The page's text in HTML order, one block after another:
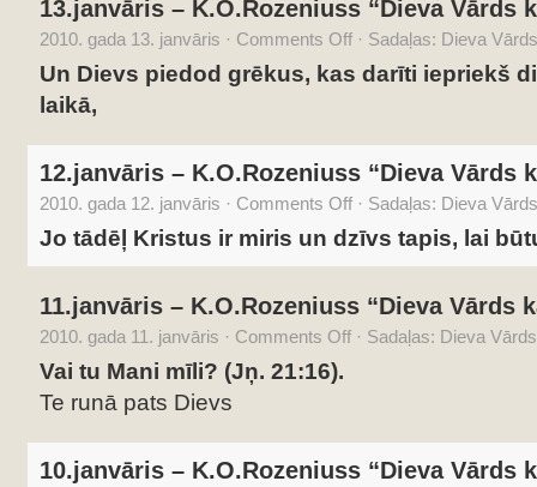
13.janvāris – K.O.Rozeniuss “Dieva Vārds
2010. gada 13. janvāris · Comments Off · Sadaļas: Dieva
Un Dievs piedod grēkus, kas darīti iepriekš
laikā,
12.janvāris – K.O.Rozeniuss “Dieva Vārds
2010. gada 12. janvāris · Comments Off · Sadaļas: Dieva
Jo tādēļ Kristus ir miris un dzīvs tapis, lai
11.janvāris – K.O.Rozeniuss “Dieva Vārds
2010. gada 11. janvāris · Comments Off · Sadaļas: Dieva
Vai tu Mani mīli? (Jņ. 21:16).
Te runā pats Dievs
10.janvāris – K.O.Rozeniuss “Dieva Vārds